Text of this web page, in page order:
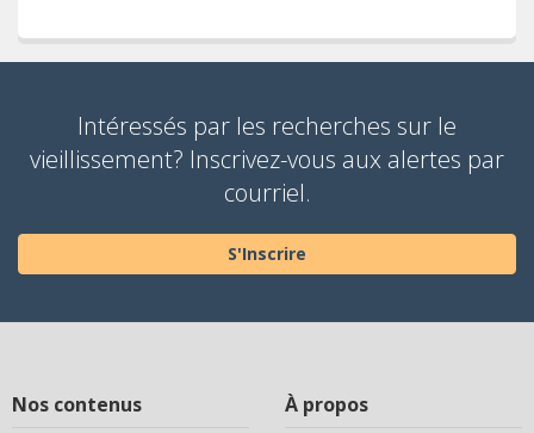
Intéressés par les recherches sur le
vieillissement? Inscrivez-vous aux alertes par
courriel.
S'Inscrire
Nos contenus À propos